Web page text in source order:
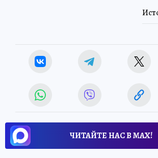
ЧИТАЙТЕ НАС В МАХ!